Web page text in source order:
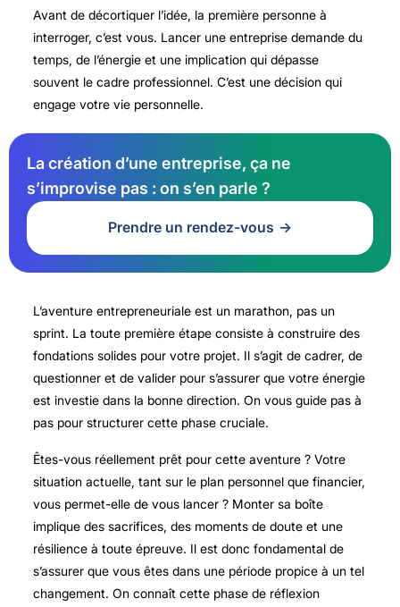
Avant de décortiquer l’idée, la première personne à
interroger, c’est vous. Lancer une entreprise demande du
temps, de l’énergie et une implication qui dépasse
souvent le cadre professionnel. C’est une décision qui
engage votre vie personnelle.
La création d’une entreprise, ça ne
s’improvise pas : on s’en parle ?
Prendre un rendez-vous
L’aventure entrepreneuriale est un marathon, pas un
sprint. La toute première étape consiste à construire des
fondations solides pour votre projet. Il s’agit de cadrer, de
questionner et de valider pour s’assurer que votre énergie
est investie dans la bonne direction. On vous guide pas à
pas pour structurer cette phase cruciale.
Êtes-vous réellement prêt pour cette aventure ? Votre
situation actuelle, tant sur le plan personnel que financier,
vous permet-elle de vous lancer ? Monter sa boîte
implique des sacrifices, des moments de doute et une
résilience à toute épreuve. Il est donc fondamental de
s’assurer que vous êtes dans une période propice à un tel
changement. On connaît cette phase de réflexion